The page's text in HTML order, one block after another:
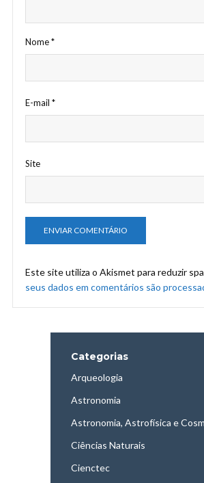
Nome*
E-mail *
Site
Este site utiliza o Akismet para reduzir
seus dados em comentários são
Categorias
Arqueologia
Astronomia
Astronomia, Astrofísica e
Ciências Naturais
Cienctec